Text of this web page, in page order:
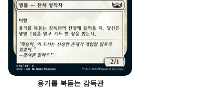
용기를 북돋는 감독관